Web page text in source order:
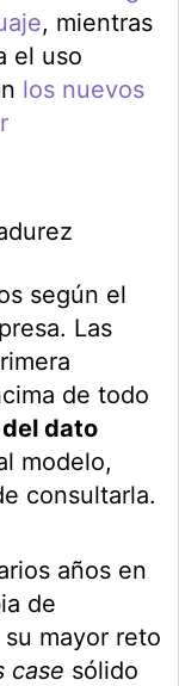
, mientras
el uso
los nuevos
según el
Las
de todo
dato
modelo,
consultarla.
años en
de
mayor reto
case sólido